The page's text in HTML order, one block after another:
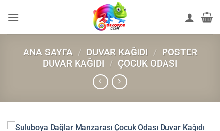
atla
ANA SAYFA / DUVAR KAĞIDI / POSTER
DUVAR KAĞIDI / ÇOCUK ODASI